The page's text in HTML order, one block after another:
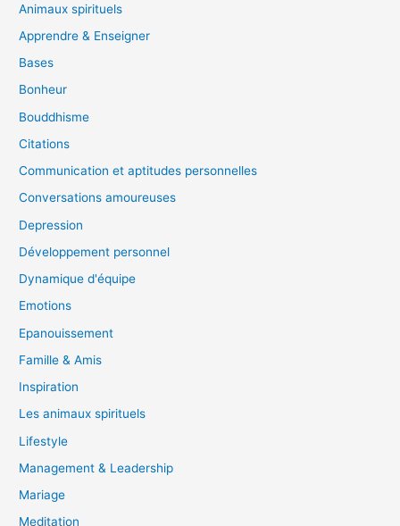
Animaux spirituels
Apprendre & Enseigner
Bases
Bonheur
Bouddhisme
Citations
Communication et aptitudes personnelles
Conversations amoureuses
Depression
Développement personnel
Dynamique d'équipe
Emotions
Epanouissement
Famille & Amis
Inspiration
Les animaux spirituels
Lifestyle
Management & Leadership
Mariage
Meditation